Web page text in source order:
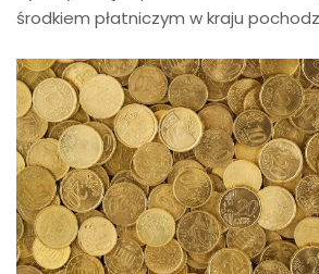
środkiem płatniczym w kraju